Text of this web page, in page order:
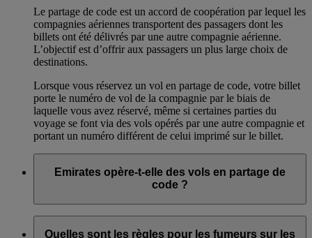
Le partage de code est un accord de coopération par lequel les
compagnies aériennes transportent des passagers dont les
billets ont été délivrés par une autre compagnie aérienne.
L’objectif est d’offrir aux passagers un plus large choix de
destinations.
Lorsque vous réservez un vol en partage de code, votre billet
porte le numéro de vol de la compagnie par le biais de
laquelle vous avez réservé, même si certaines parties du
voyage se font via des vols opérés par une autre compagnie et
portant un numéro différent de celui imprimé sur le billet.
Emirates opère-t-elle des vols en partage de
code ?
avec plusieurs compagnies aériennes de façon à vous
Quelles sont les règles pour les fumeurs sur les